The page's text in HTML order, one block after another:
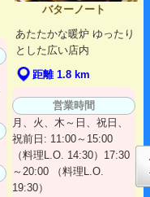
バターノート
あたたかな暖炉 ゆったり
とした広い店内
距離 1.8 km
営業時間
月、火、木～日、祝日、
祝前日: 11:00～15:00
（料理L.O. 14:30）17:30
～20:00 （料理L.O.
19:30）